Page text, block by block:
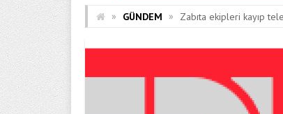
» GÜNDEM » Zabıta ekipleri kayıp